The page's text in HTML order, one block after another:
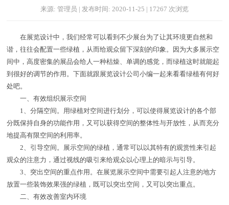
来源: 管理员 | 发布时间: 2020-11-25 | 17267 次浏览
在展览设计中，我们经常可以看到不少展台为了让其环境更自然和
谐，往往会配置一些绿植，从而给观众留下深刻的印象。因为大多展示空
间中，高度密集的展品会给人一种枯燥、单调的感觉，而绿植这时就能起
到很好的调节的作用。下面就跟展览设计公司小编一起来看看绿植有何好
处吧。
一、有效组织展示空间
1、分隔空间。用绿植对空间进行划分，可以使得展览设计的各个部
分既保持自身的功能作用，又可以获得空间的整体性与开放性，从而充分
地提高有限空间的利用率。
2、引导空间。展示空间的绿植，通常可以以其特有的观赏性来引起
观众的注意力，通过视线的吸引来给观众以心理上的暗示与引导。
3、突出空间的重点作用。在展览展示空间中需要引起人注意的地方
放置一些装饰效果强的绿植，既可以突出空间，又可以突出重点。
二、有效改善室内环境